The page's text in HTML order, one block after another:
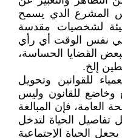
المشرع الدي يسمح
لشخصيات مقدسة
نفس الوقت أي رأي
القضايا الحساسة،
إلخ.
للقوانين وتحويل
للقانون وليس
العامة، فإن المبالغة
تفاصيل الحياة لتدخل
الحياة الإجتماعية